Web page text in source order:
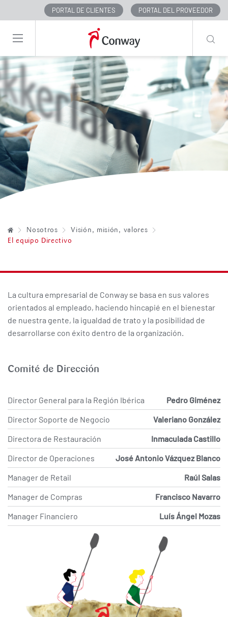
PORTAL DE CLIENTES PORTAL DEL PROVEEDOR
Nosotros
Visión, misión, valores
El equipo Directivo
La cultura empresarial de Conway se basa en sus valores
orientados al empleado, haciendo hincapié en el bienestar
de nuestra gente, la igualdad de trato y la posibilidad de
desarrollarse con éxito dentro de la organización.
Comité de Dirección
Director General para la Región Ibérica
Pedro Giménez
Director Soporte de Negocio
Valeriano González
Directora de Restauración
Inmaculada Castillo
Director de Operaciones
José Antonio Vázquez Blanco
Manager de Retail
Raúl Salas
Manager de Compras
Francisco Navarro
Manager Financiero
Luís Ángel Mozas